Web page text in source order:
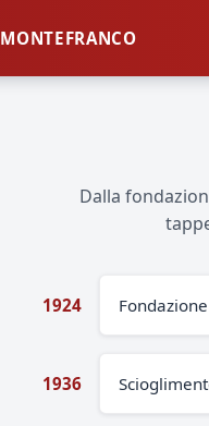
Dalla
1924
1936